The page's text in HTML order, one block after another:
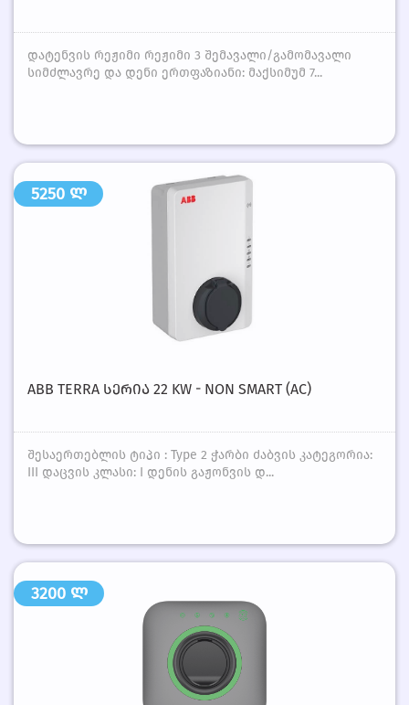
დატენვის რეჟიმი რეჟიმი 3 შემავალი/გამომავალი
სიმძლავრე და დენი ერთფაზიანი: მაქსიმუმ 7...
5250 ლ
ABB TERRA ᲡᲔᲠᲘᲐ 22 KW - NON SMART (AC)
შესაერთებლის ტიპი : Type 2 ჭარბი ძაბვის კატეგორია:
III დაცვის კლასი: I დენის გაჟონვის დ...
3200 ლ